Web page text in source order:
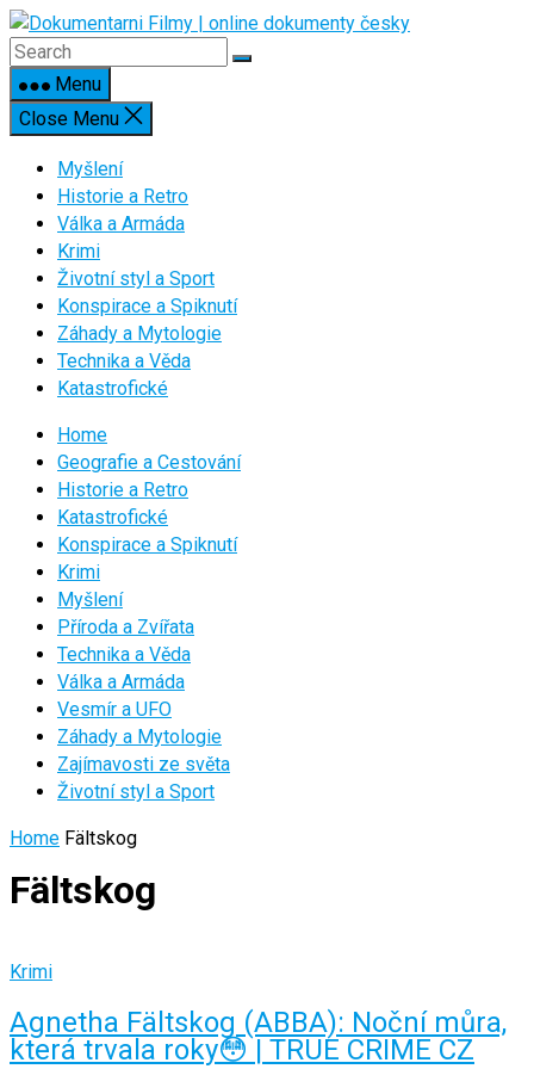
Skip
to
contentMenu
Close Menu
Myšlení
Historie a Retro
Válka a Armáda
Krimi
Životní styl a Sport
Konspirace a Spiknutí
Záhady a Mytologie
Technika a Věda
Katastrofické
Home
Geografie a Cestování
Historie a Retro
Katastrofické
Konspirace a Spiknutí
Krimi
Myšlení
Příroda a Zvířata
Technika a Věda
Válka a Armáda
Vesmír a UFO
Záhady a Mytologie
Zajímavosti ze světa
Životní styl a Sport
Home Fältskog
Fältskog
Krimi
Agnetha Fältskog (ABBA): Noční můra,
která trvala roky😳 | TRUE CRIME CZ